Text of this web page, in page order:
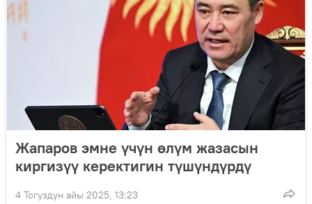
Жапаров эмне үчүн өлүм жазасын
киргизүү керектигин түшүндүрдү
4 Тогуздун айы 2025, 13:23